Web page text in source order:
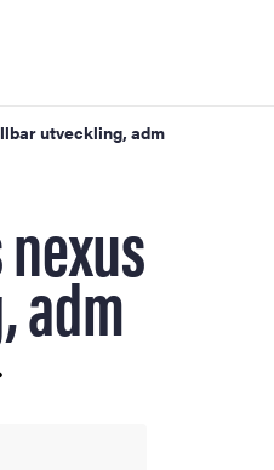
utveckling, adm
adm